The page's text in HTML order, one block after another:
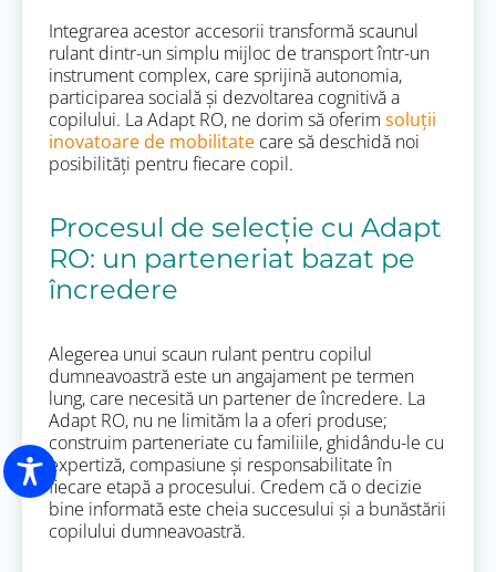
Integrarea acestor accesorii transformă scaunul
rulant dintr-un simplu mijloc de transport într-un
instrument complex, care sprijină autonomia,
participarea socială și dezvoltarea cognitivă a
copilului. La Adapt RO, ne dorim să oferim soluții
inovatoare de mobilitate care să deschidă noi
posibilități pentru fiecare copil.
Procesul de selecție cu Adapt
RO: un parteneriat bazat pe
încredere
Alegerea unui scaun rulant pentru copilul
dumneavoastră este un angajament pe termen
lung, care necesită un partener de încredere. La
Adapt RO, nu ne limităm la a oferi produse;
construim parteneriate cu familiile, ghidându-le cu
expertiză, compasiune și responsabilitate în
fiecare etapă a procesului. Credem că o decizie
bine informată este cheia succesului și a bunăstării
copilului dumneavoastră.